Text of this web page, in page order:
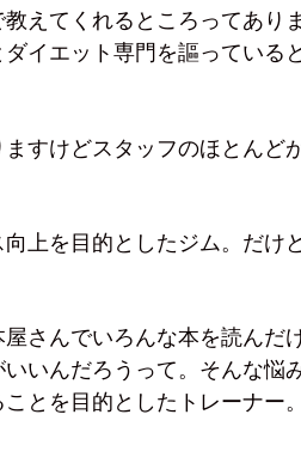
えてくれるところってあり
イエット専門を謳っている
すけどスタッフのほとんど
上を目的としたジム。だけ
さんでいろんな本を読んだ
いんだろうって。そんな悩
とを目的としたトレーナー。